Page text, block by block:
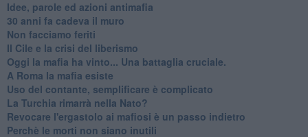
Idee, parole ed azioni antimafia
30 anni fa cadeva il muro
Non facciamo feriti
Il Cile e la crisi del liberismo
Oggi la mafia ha vinto... Una battaglia cruciale.
A Roma la mafia esiste
Uso del contante, semplificare è complicato
La Turchia rimarrà nella Nato?
Revocare l'ergastolo ai mafiosi è un passo indietro
Perchè le morti non siano inutili